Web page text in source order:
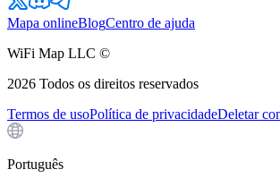
Mapa onlineBlogCentro de ajuda
WiFi Map LLC ©
2026 Todos os direitos reservados
Termos de usoPolítica de privacidadeDeletar
Português